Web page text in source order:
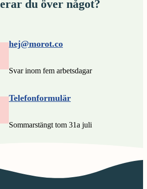
du över något?
hej@morot.co
Svar inom fem arbetsdagar
Telefonformulär
Sommarstängt tom 31a juli